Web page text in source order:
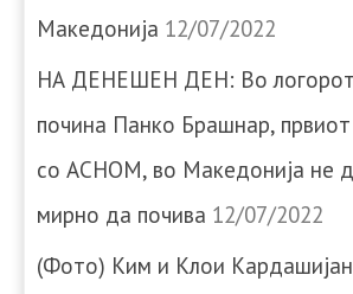
Македонија 12/07/2022
НА ДЕНЕШЕН ДЕН: Во логорот
почина Панко Брашнар,
со АСНОМ, во Македонија не
мирно да почива 12/07/2022
(Фото) Ким и Клои